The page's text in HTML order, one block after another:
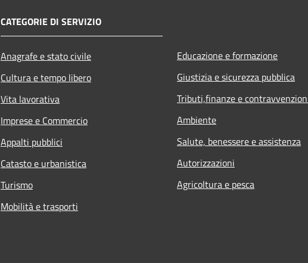
CATEGORIE DI SERVIZIO
Anagrafe e stato civile
Cultura e tempo libero
Vita lavorativa
Imprese e Commercio
Appalti pubblici
Catasto e urbanistica
Turismo
Mobilità e trasporti
Educazione e formazione
Giustizia e sicurezza pubblica
Tributi,finanze e
Ambiente
Salute, benessere e assistenza
Autorizzazioni
Agricoltura e pesca